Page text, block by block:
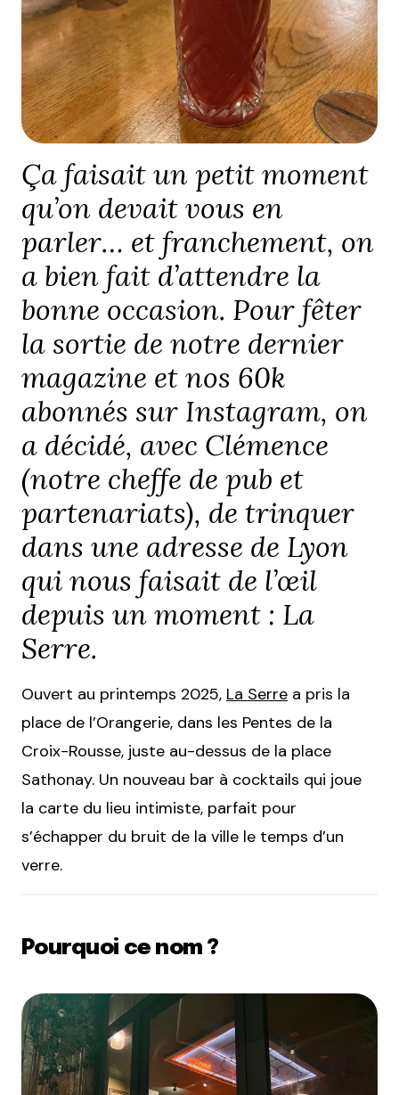
Ça faisait un petit moment
qu’on devait vous en
parler… et franchement, on
a bien fait d’attendre la
bonne occasion. Pour fêter
la sortie de notre dernier
magazine et nos 60k
abonnés sur Instagram, on
a décidé, avec Clémence
(notre cheffe de pub et
partenariats), de trinquer
dans une adresse de Lyon
qui nous faisait de l’œil
depuis un moment : La
Serre.
Ouvert au printemps 2025, La Serre a pris la
place de l’Orangerie, dans les Pentes de la
Croix-Rousse, juste au-dessus de la place
Sathonay. Un nouveau bar à cocktails qui joue
la carte du lieu intimiste, parfait pour
s’échapper du bruit de la ville le temps d’un
verre.
Pourquoi ce nom ?